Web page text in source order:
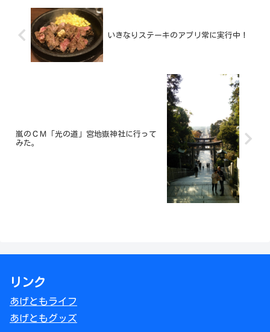
いきなりステーキのアプリ常に実行中！
嵐のＣＭ「光の道」宮地嶽神社に行って
みた。
リンク
あげともライフ
あげともグッズ